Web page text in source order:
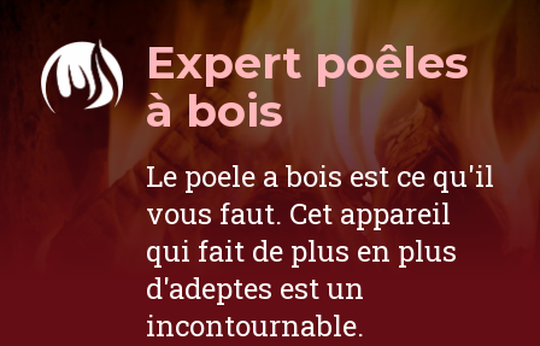
Expert poêles
à bois
Le poele a bois est ce qu'il
vous faut. Cet appareil
qui fait de plus en plus
d'adeptes est un
incontournable.